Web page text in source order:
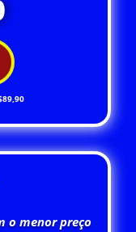
o menor preço